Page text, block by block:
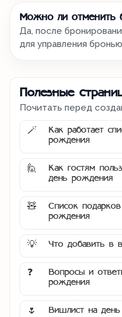
Можно ли отменить
Да, после
для управления
Полезные
Почитать перед
🪄
Как работает
рождения
🙋
Как гостям
день рождения
🧸
Список
рождения
💡 Что добавить в
❓
Вопросы и
рождения
🌷 Вишлист на